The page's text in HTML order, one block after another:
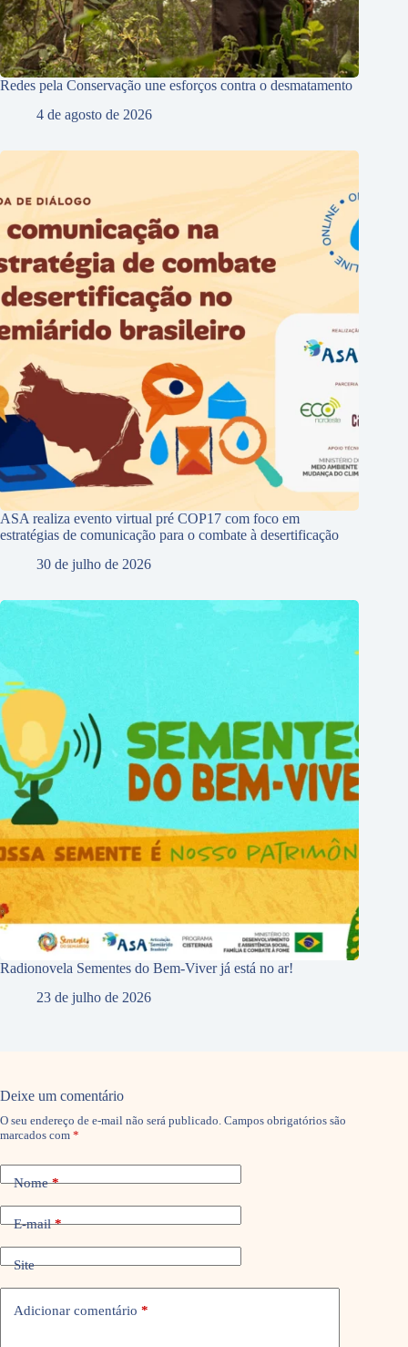
Redes pela Conservação une esforços contra o desmatamento
4 de agosto de 2026
ASA realiza evento virtual pré COP17 com foco em
estratégias de comunicação para o combate à desertificação
30 de julho de 2026
Radionovela Sementes do Bem-Viver já está no ar!
23 de julho de 2026
Deixe um comentário
O seu endereço de e-mail não será publicado. Campos obrigatórios são
marcados com *
Nome*
E-mail*
Site
Adicionar comentário *